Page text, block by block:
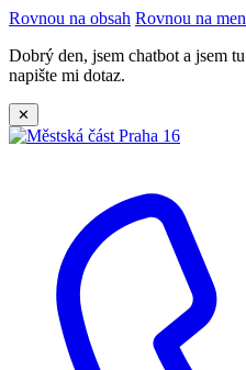
Rovnou na obsah Rovnou na
Dobrý den, jsem chatbot a jsem
napište mi dotaz.
✕